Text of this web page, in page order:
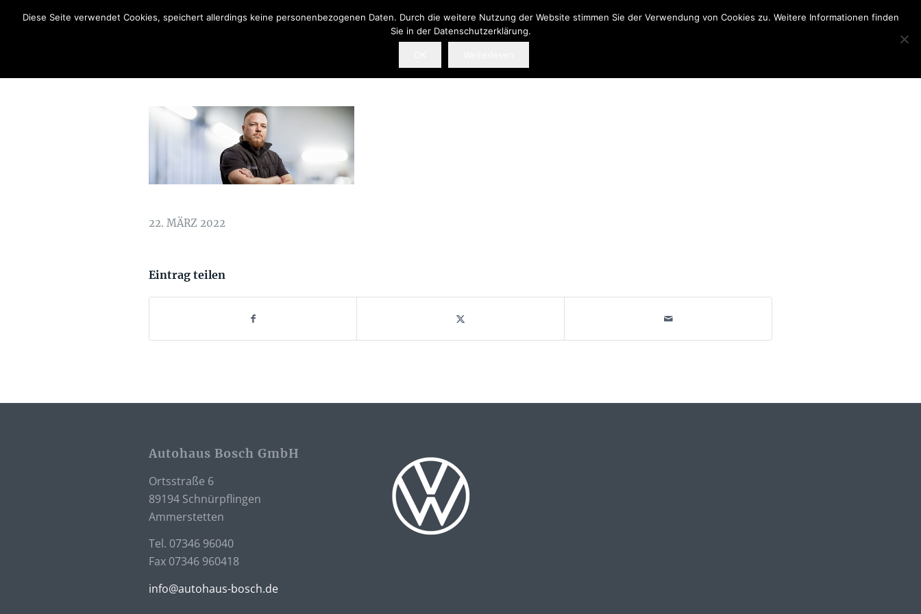
22. MÄRZ 2022
Eintrag teilen
Autohaus Bosch GmbH
Ortsstraße 6
89194 Schnürpflingen
Ammerstetten
Tel. 07346 96040
Fax 07346 960418
info@autohaus-bosch.de
Diese Seite verwendet Cookies, speichert allerdings keine personenbezogenen Daten. Durch die weitere Nutzung der Website stimmen Sie der Verwendung von Cookies zu. Weitere Informationen finden
Sie in der Datenschutzerklärung.